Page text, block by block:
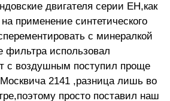
двигателя серии ЕН,как
применение синтетического
с минералкой
фильтра использовал
с воздушным поступил проще
2141 ,разница лишь во
просто поставил наш